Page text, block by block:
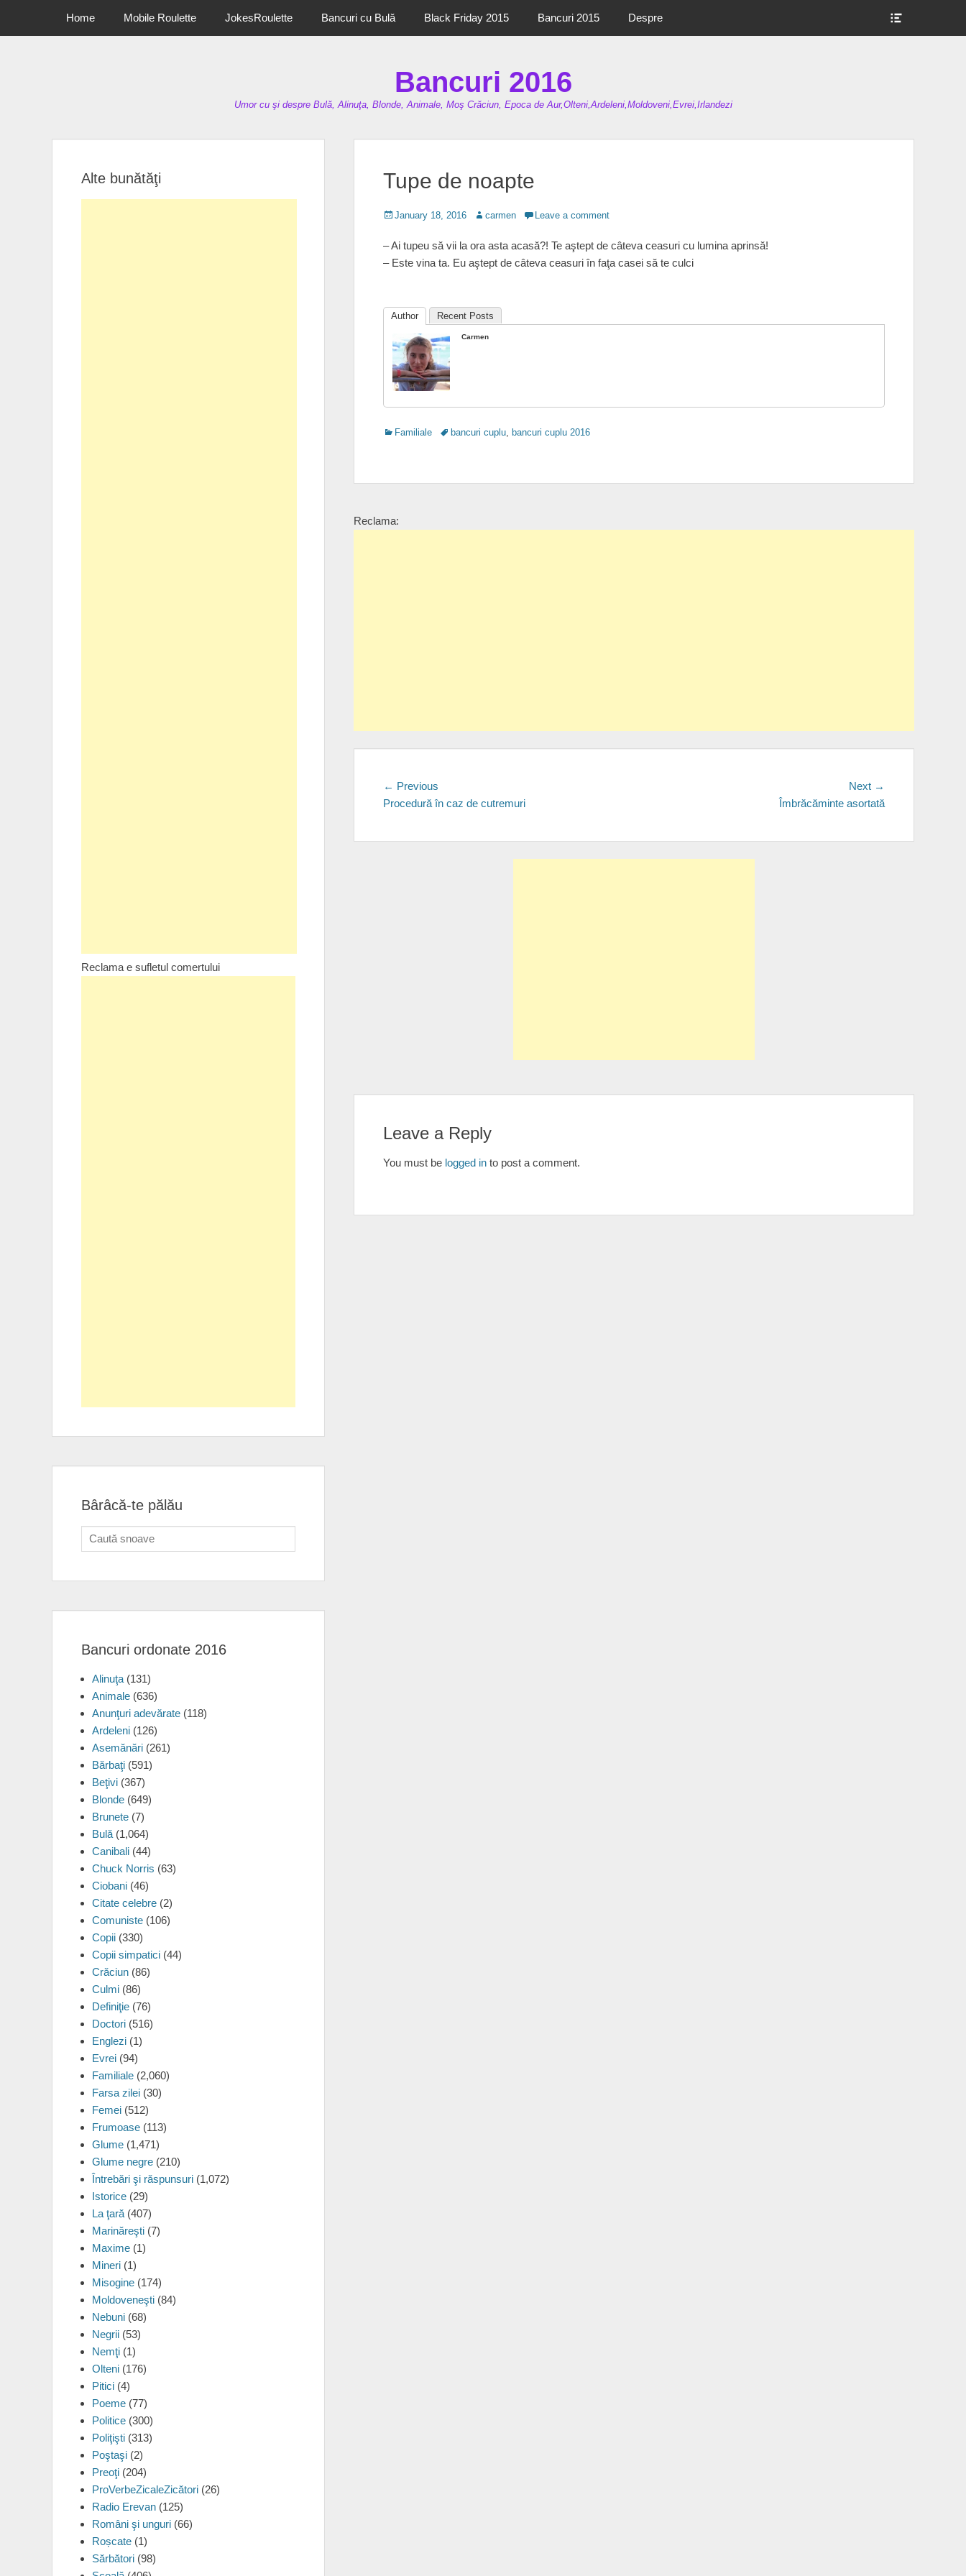
Primary Menu
Home Mobile Roulette JokesRoulette Bancuri cu Bulă Black Friday 2015 Bancuri 2015 Despre
Sidebar
Bancuri 2016
Umor cu şi despre Bulă, Alinuţa, Blonde, Animale, Moş Crăciun, Epoca de Aur,Olteni,Ardeleni,Moldoveni,Evrei,Irlandezi
Tupe de noapte
Posted
January 18, 2016 Author
carmen Leave a comment
– Ai tupeu să vii la ora asta acasă?! Te aştept de câteva ceasuri cu lumina aprinsă!
– Este vina ta. Eu aştept de câteva ceasuri în faţa casei să te culci
Author Recent Posts
Carmen
Categories
Familiale Tagsbancuri cuplu, bancuri cuplu 2016
Reclama:
Post
navigation
← Previous
post:
Procedură în caz de cutremuri
Next →
post:
Îmbrăcăminte asortată
Leave a Reply
You must be logged in to post a comment.
Alte bunătăţi
Reclama e sufletul comertului
Bârâcă-te pălău
Search
for:
Bancuri ordonate 2016
Alinuţa (131)
Animale (636)
Anunţuri adevărate (118)
Ardeleni (126)
Asemănări (261)
Bărbaţi (591)
Beţivi (367)
Blonde (649)
Brunete (7)
Bulă (1,064)
Canibali (44)
Chuck Norris (63)
Ciobani (46)
Citate celebre (2)
Comuniste (106)
Copii (330)
Copii simpatici (44)
Crăciun (86)
Culmi (86)
Definiţie (76)
Doctori (516)
Englezi (1)
Evrei (94)
Familiale (2,060)
Farsa zilei (30)
Femei (512)
Frumoase (113)
Glume (1,471)
Glume negre (210)
Întrebări şi răspunsuri (1,072)
Istorice (29)
La ţară (407)
Marinăreşti (7)
Maxime (1)
Mineri (1)
Misogine (174)
Moldoveneşti (84)
Nebuni (68)
Negrii (53)
Nemţi (1)
Olteni (176)
Pitici (4)
Poeme (77)
Politice (300)
Poliţişti (313)
Poştaşi (2)
Preoţi (204)
ProVerbeZicaleZicători (26)
Radio Erevan (125)
Români şi unguri (66)
Roșcate (1)
Sărbători (98)